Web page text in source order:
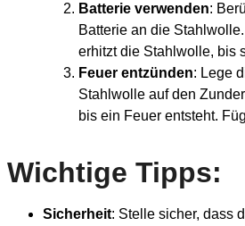
Batterie verwenden:
Batterie an die
erhitzt die Stahlwolle, bis
Feuer entzünden: Lege
Stahlwolle auf den
bis ein Feuer entsteht.
Wichtige Tipps:
Sicherheit: Stelle sicher, dass